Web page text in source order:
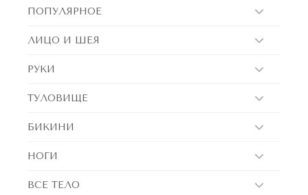
ПОПУЛЯРНОЕ
ЛИЦО И ШЕЯ
РУКИ
ТУЛОВИЩЕ
БИКИНИ
НОГИ
ВСЕ ТЕЛО